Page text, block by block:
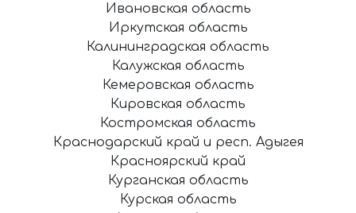
Ивановская область
Иркутская область
Калининградская область
Калужская область
Кемеровская область
Кировская область
Костромская область
Краснодарский край и респ. Адыгея
Красноярский край
Курганская область
Курская область